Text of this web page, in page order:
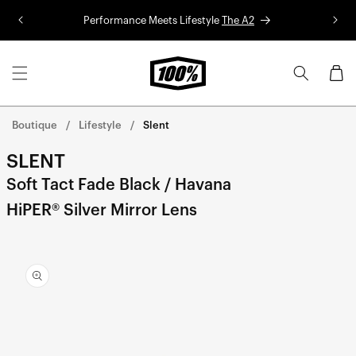
Performance Meets Lifestyle The A2
Panier
Boutique Lifestyle Slent
SLENT
Soft Tact Fade Black / Havana
HiPER® Silver Mirror Lens
informations
sur le